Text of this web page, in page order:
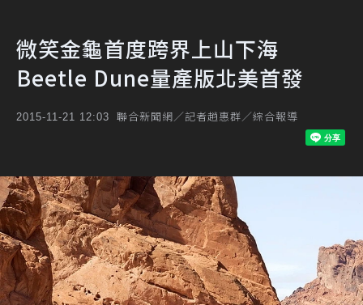
微笑金龜首度跨界上山下海
Beetle Dune量產版北美首發
2015-11-21 12:03 聯合新聞網／記者趙惠群／綜合報導